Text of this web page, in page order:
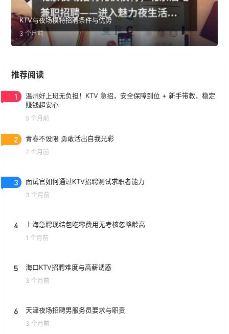
KTV与夜场模特招聘条件与优势
3 个月前
推荐阅读
1
温州好上班无负担！KTV 急招，安全保障到位 + 新手带教，稳定
赚钱超安心
5 个月前
2 青春不设限 勇敢活出自我光彩
7 个月前
3 面试官如何通过KTV招聘测试求职者能力
3 个月前
4 上海急聘现结包吃零费用无考核忽略龄高
1 个月前
5 海口KTV招聘难度与高薪诱惑
3 个月前
6 天津夜场招聘男服务员要求与职责
3 个月前